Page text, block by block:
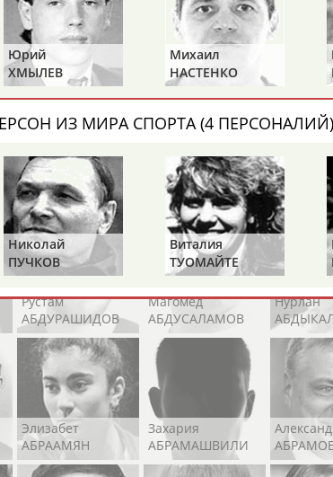
Абдула
АБДУЛЖАЛИЛОВ
Магомед
АБДУЛКАГИРОВ
Назир
спортсмене, тренере, специалисте
Герои спорта - это одни из главных
Рустам
АБДУРАШИДОВ
Магомед
АБДУСАЛАМОВ
Нурлан
Элизабет
АБРААМЯН
Захария
АБРАМАШВИЛИ
Юрий
ХМЫЛЕВ
Михаил
НАСТЕНКО
ИЗ МИРА СПОРТА (4 ПЕРСОНАЛИЙ)
Николай
ПУЧКОВ
Виталия
ТУОМАЙТЕ